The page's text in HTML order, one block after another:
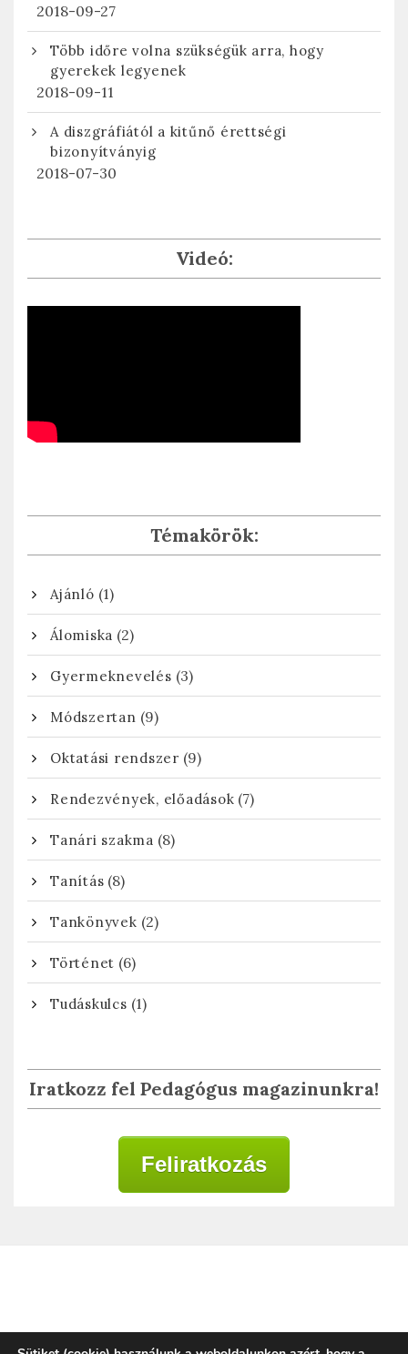
2018-09-27
Több időre volna szükségük arra, hogy
gyerekek legyenek
2018-09-11
A diszgráfiától a kitűnő érettségi
bizonyítványig
2018-07-30
Videó:
Témakörök:
Ajánló (1)
Álomiska (2)
Gyermeknevelés (3)
Módszertan (9)
Oktatási rendszer (9)
Rendezvények, előadások (7)
Tanári szakma (8)
Tanítás (8)
Tankönyvek (2)
Történet (6)
Tudáskulcs (1)
Iratkozz fel Pedagógus magazinunkra!
Feliratkozás